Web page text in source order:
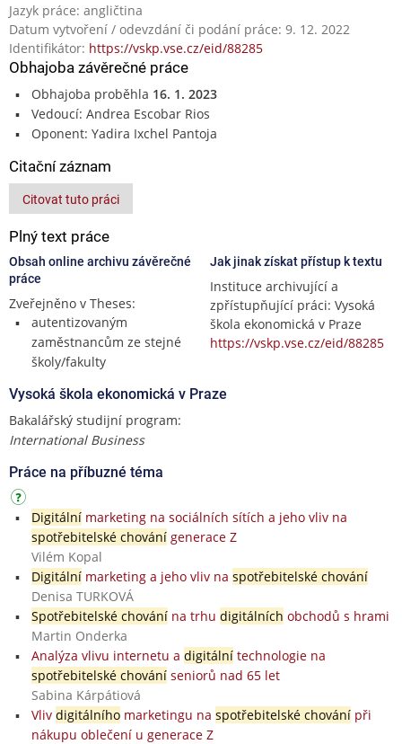
Jazyk práce: angličtina
Datum vytvoření / odevzdání či podání práce: 9. 12. 2022
Identifikátor: https://vskp.vse.cz/eid/88285
Obhajoba závěrečné práce
Obhajoba proběhla 16. 1. 2023
Vedoucí: Andrea Escobar Rios
Oponent: Yadira Ixchel Pantoja
Citační záznam
Citovat tuto práci
Plný text práce
Obsah online archivu závěrečné
práce
Zveřejněno v Theses:
autentizovaným
zaměstnancům ze stejné
školy/fakulty
Jak jinak získat přístup k textu
Instituce archivující a
zpřístupňující práci: Vysoká
škola ekonomická v Praze
https://vskp.vse.cz/eid/88285
Vysoká škola ekonomická v Praze
Bakalářský studijní program:
International Business
Práce na příbuzné téma
Digitálnímarketing na sociálních sítích a jeho vliv na
spotřebitelské chovánígenerace Z
Vilém Kopal
Digitálnímarketing a jeho vliv na spotřebitelské chování
Denisa TURKOVÁ
Spotřebitelské chovánína trhu digitálních obchodů s hrami
Martin Onderka
Analýza vlivu internetu a digitálnítechnologie na
spotřebitelské chováníseniorů nad 65 let
Sabina Kárpátiová
Vliv digitálníhomarketingu na spotřebitelské chovánípři
nákupu oblečení u generace Z